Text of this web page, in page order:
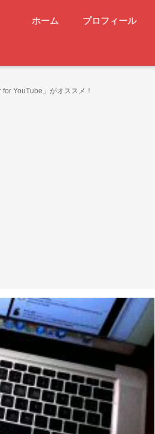
ホーム プロフィール
YouTube」がオススメ！